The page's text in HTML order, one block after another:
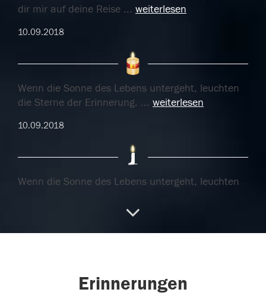
dir mir auf deine Reise ... weiterlesen
10.09.2018
Wenn die Sonne des Lebens untergeht, leuchten
die Sterne der Erinnerung. ... weiterlesen
10.09.2018
Wenn die Sonne des Lebens untergeht, leuchten
Der Berg ist überschritten. Nun wird es leichter
gehen... Ich denke an...weiterlesen
Erinnerungen